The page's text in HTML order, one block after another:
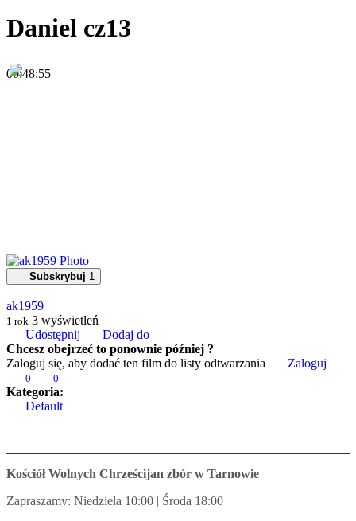
Daniel cz13
00:48:55
Subskrybuj 1
ak1959
1 rok 3 wyświetleń
Udostępnij
Dodaj do
Chcesz obejrzeć to ponownie później ?
Zaloguj się, aby dodać ten film do listy odtwarzania
Zaloguj
0 0
Kategoria:
Default
Kościół Wolnych Chrześcijan zbór w Tarnowie
Zapraszamy: Niedziela 10:00 | Środa 18:00